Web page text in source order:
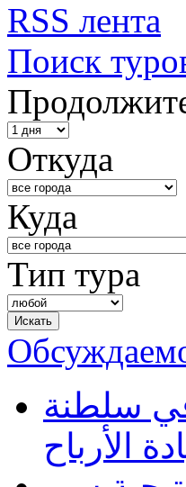
RSS лента
Поиск
Откуда
Куда
Тип тура
في سلطنة
الأرباح